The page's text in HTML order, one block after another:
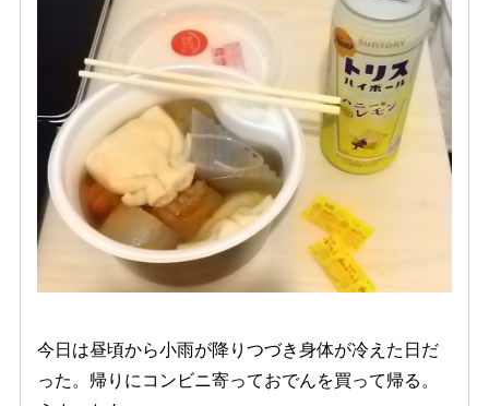
今日は昼頃から小雨が降りつづき身体が冷えた日だ
った。帰りにコンビニ寄っておでんを買って帰る。